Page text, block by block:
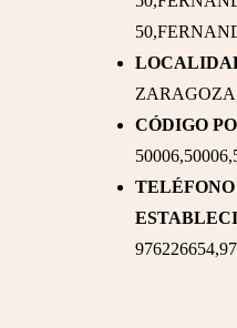
CÓDIGO
TELÉFONO